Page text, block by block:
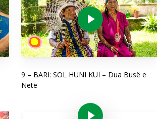
Play Video
9 – BARI: SOL HUNI KUÏ – Dua Busë e
Netë
Play Video